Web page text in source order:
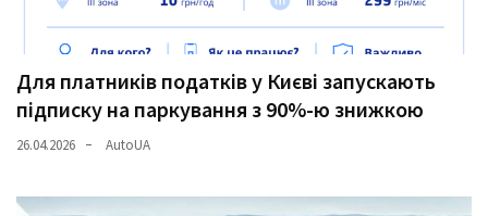
Для платників податків у Києві запускають
підписку на паркування з 90%-ю знижкою
26.04.2026 AutoUA